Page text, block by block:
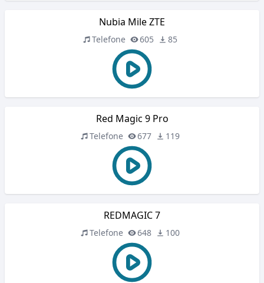
Nubia Mile ZTE
Telefone 605 85
Red Magic 9 Pro
Telefone 677 119
REDMAGIC 7
Telefone 648 100